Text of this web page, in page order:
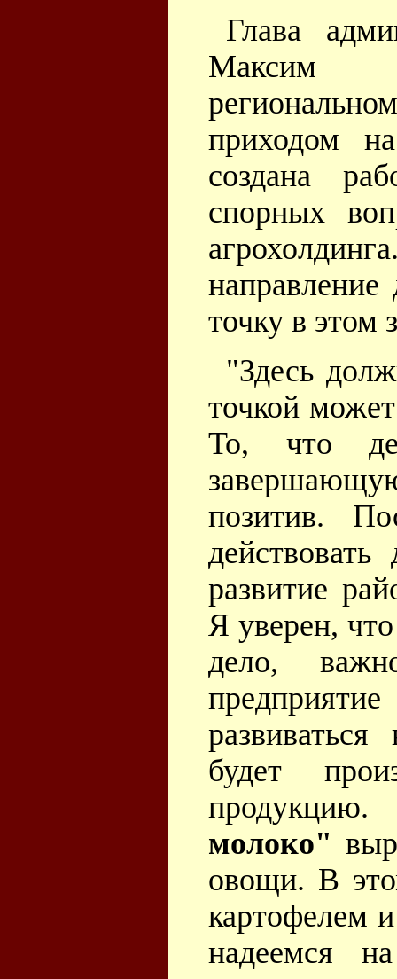
Глава
Максим
приходом
создана
спорных
направление
точку в этом
"Здесь
точкой
То, что
позитив.
развитие
Я уверен,
дело,
будет
молоко"
овощи. В
картофелем
надеемся